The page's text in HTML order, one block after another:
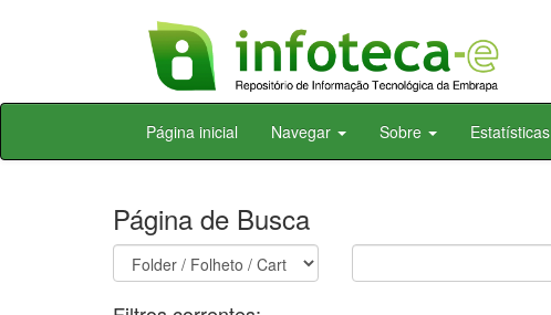
Skip
Página inicial Navegar Sobre Estatísticas
Página de Busca